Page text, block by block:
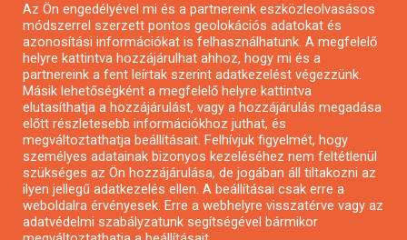
Pályázatok magánszemélyeknek
Pályázatok civil szervezeteknek
Pályázatok vállalkozásoknak
Önkormányzati pályázatok
Mezőgazdasági pályázatok
Falusi turizmus pályázatok
Napelem pályázatok
GINOP pályázatok
Az Ön engedélyével mi és a partnereink eszközleolvasásos
módszerrel szerzett pontos geolokációs adatokat és
azonosítási információkat is felhasználhatunk. A megfelelő
helyre kattintva hozzájárulhat ahhoz, hogy mi és a
partnereink a fent leírtak szerint adatkezelést végezzünk.
Másik lehetőségként a megfelelő helyre kattintva
elutasíthatja a hozzájárulást, vagy a hozzájárulás megadása
előtt részletesebb információkhoz juthat, és
megváltoztathatja beállításait. Felhívjuk figyelmét, hogy
személyes adatainak bizonyos kezeléséhez nem feltétlenül
szükséges az Ön hozzájárulása, de jogában áll tiltakozni az
ilyen jellegű adatkezelés ellen. A beállításai csak erre a
weboldalra érvényesek. Erre a webhelyre visszatérve vagy az
adatvédelmi szabályzatunk segítségével bármikor